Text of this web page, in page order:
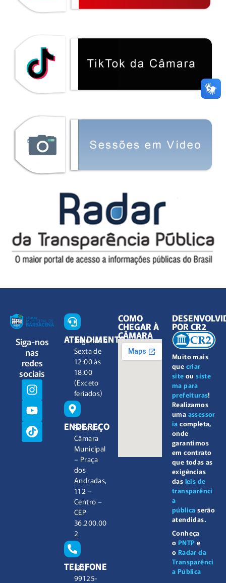
Siga-nos
nas
redes
sociais
ATENDIMENTO
Segunda à
Sexta de
12:00 às
18:00
(Exceto
feriados)
ENDEREÇO
Sede da
Câmara
Municipal
– Praça
dos
Andradas,
112 –
Centro –
CEP
36.200.00
2
TELEFONE
(32)
99125-
COMO
CHEGAR À
CÂMARA
Muito mais
que criar
site ousiste
ma para
prefeituras!
Realizamos
uma assessor
ia completa,
onde
garantimos
em contrato
que todas as
exigências
das leis de
transparênci
a
pública serão
atendidas.
Conheça
o PNTP e
o Radar da
Transparênci
a Pública
POR CR2